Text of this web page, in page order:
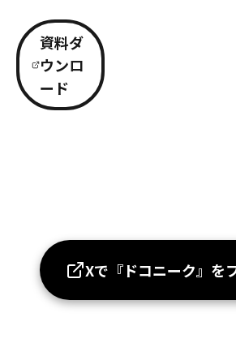
資料ダ
ウンロ
ード
Xで『ドコニーク』を